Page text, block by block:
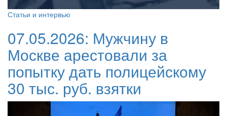
Статьи и интервью
07.05.2026: Мужчину в
Москве арестовали за
попытку дать полицейскому
30 тыс. руб. взятки